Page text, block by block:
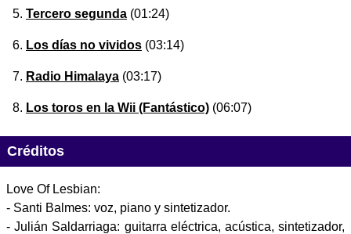
Tercero segunda (01:24)
Los días no vividos (03:14)
Radio Himalaya (03:17)
Los toros en la Wii (Fantástico) (06:07)
Créditos
Love Of Lesbian:
- Santi Balmes: voz, piano y sintetizador.
- Julián Saldarriaga: guitarra eléctrica, acústica, sintetizador,